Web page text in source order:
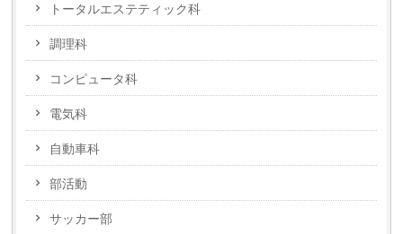
トータルエステティック科
調理科
コンピュータ科
電気科
自動車科
部活動
サッカー部